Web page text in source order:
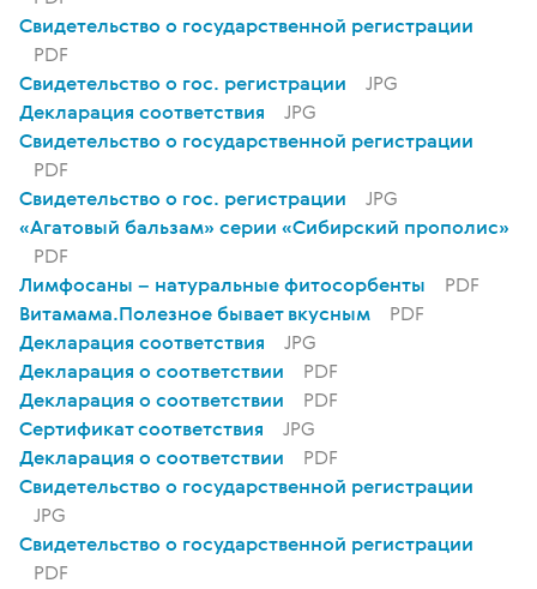
Свидетельство о государственной регистрации
PDF
Свидетельство о гос. регистрации
JPG
Декларация соответствия
JPG
Свидетельство о государственной регистрации
PDF
Свидетельство о гос. регистрации
JPG
«Агатовый бальзам» серии «Сибирский прополис»
PDF
Лимфосаны – натуральные фитосорбенты
PDF
Витамама.Полезное бывает вкусным
PDF
Декларация соответствия
JPG
Декларация о соответствии
PDF
Декларация о соответствии
PDF
Сертификат соответствия
JPG
Декларация о соответствии
PDF
Свидетельство о государственной регистрации
JPG
Свидетельство о государственной регистрации
PDF